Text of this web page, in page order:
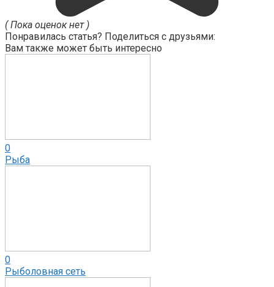
( Пока оценок нет )
Понравилась статья? Поделиться с друзьями:
Вам также может быть интересно
0
Рыба
0
Рыболовная сеть